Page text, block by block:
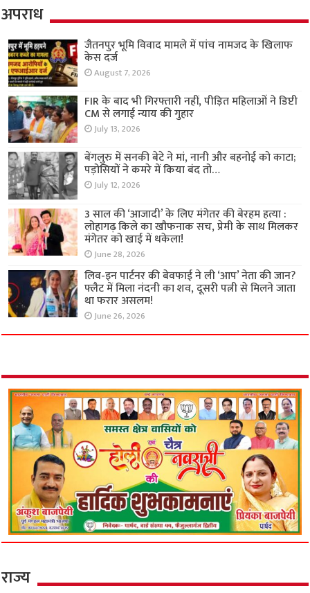
अपराध
जैतनपुर भूमि विवाद मामले में पांच नामजद के खिलाफ
केस दर्ज
August 7, 2026
FIR के बाद भी गिरफ्तारी नहीं, पीड़ित महिलाओं ने डिप्टी
CM से लगाई न्याय की गुहार
July 13, 2026
बेंगलुरु में सनकी बेटे ने मां, नानी और बहनोई को काटा;
पड़ोसियों ने कमरे में किया बंद तो…
July 12, 2026
3 साल की ‘आजादी’ के लिए मंगेतर की बेरहम हत्या :
लोहागढ़ किले का खौफनाक सच, प्रेमी के साथ मिलकर
मंगेतर को खाई में धकेला!
June 28, 2026
लिव-इन पार्टनर की बेवफाई ने ली ‘आप’ नेता की जान?
फ्लैट में मिला नंदनी का शव, दूसरी पत्नी से मिलने जाता
था फरार असलम!
June 26, 2026
राज्य